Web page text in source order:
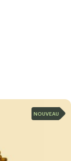
NOUVEAU